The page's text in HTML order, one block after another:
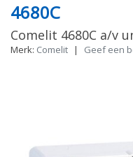
4680C
Comelit 4680C a/v
Merk: Comelit | Geef een